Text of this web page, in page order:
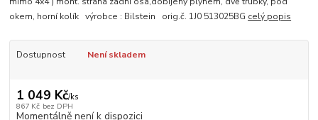
okem, horní kolík výrobce : Bilstein orig.č. 1J0 513025BG celý popis
Dostupnost Není skladem
1 049 Kč/ks
867 Kč bez DPH
Momentálně není k dispozici